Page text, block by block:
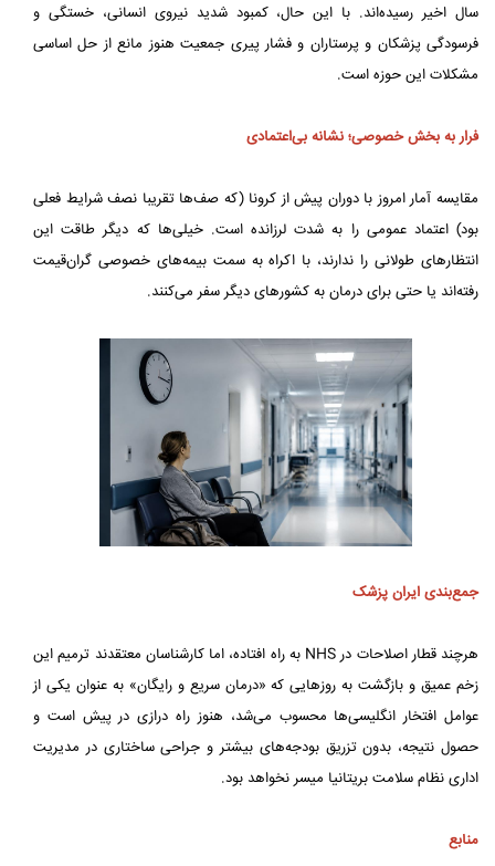
سال اخیر رسیده‌اند. با این حال، کمبود شدید نیروی انسانی، خستگی و
فرسودگی پزشکان و پرستاران و فشار پیری جمعیت هنوز مانع از حل اساسی
مشکلات این حوزه است.
فرار به بخش خصوصی؛ نشانه بی‌اعتمادی
مقایسه آمار امروز با دوران پیش از کرونا (که صف‌ها تقریبا نصف شرایط فعلی
بود) اعتماد عمومی را به شدت لرزانده است. خیلی‌ها که دیگر طاقت این
انتظارهای طولانی را ندارند، با اکراه به سمت بیمه‌های خصوصی گران‌قیمت
رفته‌اند یا حتی برای درمان به کشورهای دیگر سفر می‌کنند.
جمع‌بندی ایران پزشک
هرچند قطار اصلاحات در NHS به راه افتاده، اما کارشناسان معتقدند ترمیم این
زخم عمیق و بازگشت به روزهایی که «درمان سریع و رایگان» به عنوان یکی از
عوامل افتخار انگلیسی‌ها محسوب می‌شد، هنوز راه درازی در پیش است و
حصول نتیجه، بدون تزریق بودجه‌های بیشتر و جراحی ساختاری در مدیریت
اداری نظام سلامت بریتانیا میسر نخواهد بود.
منابع